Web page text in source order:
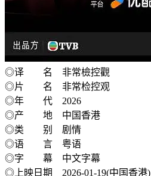
◎译 名 非常檢控觀
◎片 名 非常检控观
◎年 代 2026
◎产 地 中国香港
◎类 别 剧情
◎语 言 粤语
◎字 幕 中文字幕
◎上映日期 2026-01-19(中国香港)